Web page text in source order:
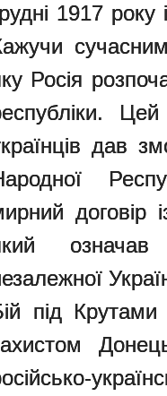
1917 року
Росія
дав
договір
означав
під